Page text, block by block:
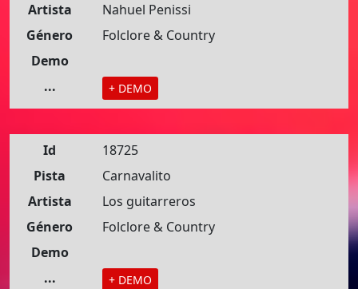
Artista
Nahuel Penissi
Género
Folclore & Country
Demo
...
+ DEMO
Id
18725
Pista
Carnavalito
Artista
Los guitarreros
Género
Folclore & Country
Demo
...
+ DEMO